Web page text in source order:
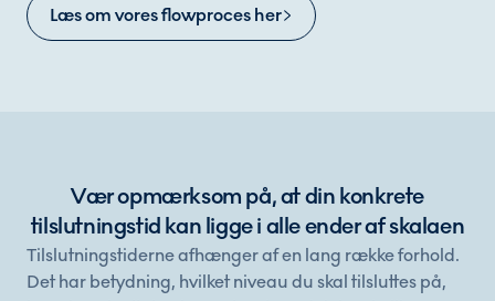
Læs om vores flowproces her
Vær opmærksom på, at din konkrete
tilslutningstid kan ligge i alle ender af skalaen
Tilslutningstiderne afhænger af en lang række forhold.
Det har betydning, hvilket niveau du skal tilsluttes på,